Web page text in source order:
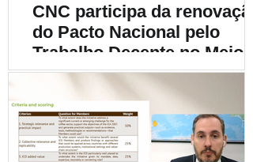
CNC participa da renovação
do Pacto Nacional pelo
Trabalho Decente no Meio
Rural e destaca a
importância da
sustentabilidade social na
cafeicultura